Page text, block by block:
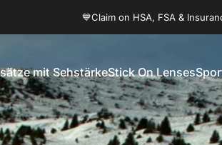
💙Claim on HSA, FSA &
mit Sehstärke
mit Sehstärke
Stick On Lenses
Stick On Lenses